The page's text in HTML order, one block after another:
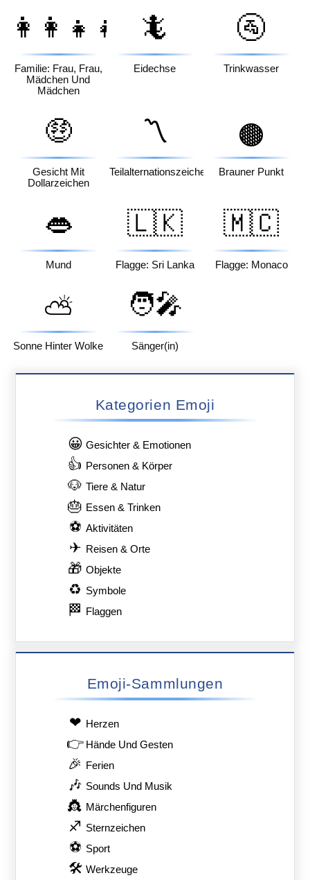
👩‍👩‍👧‍👧
Familie: Frau, Frau,
Mädchen Und
Mädchen
🦎
Eidechse
🚰
Trinkwasser
🤑
Gesicht Mit
Dollarzeichen
〽️
Teilalternationszeichen
🟤
Brauner Punkt
👄
Mund
🇱🇰
Flagge: Sri Lanka
🇲🇨
Flagge: Monaco
⛅
Sonne Hinter Wolke
🧑‍🎤
Sänger(in)
Kategorien Emoji
😀 Gesichter & Emotionen
👍 Personen & Körper
🐶 Tiere & Natur
🎂 Essen & Trinken
⚽ Aktivitäten
✈ Reisen & Orte
🎁 Objekte
♻ Symbole
🏁 Flaggen
Emoji-Sammlungen
❤ Herzen
👉 Hände Und Gesten
🎉 Ferien
🎶 Sounds Und Musik
👸 Märchenfiguren
♐ Sternzeichen
⚽ Sport
🛠 Werkzeuge